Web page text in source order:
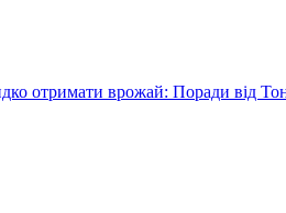
отримати врожай: Поради від